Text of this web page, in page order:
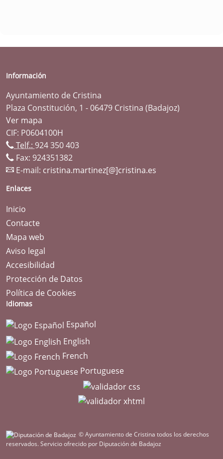
Información
Ayuntamiento de Cristina
Plaza Constitución, 1 - 06479 Cristina (Badajoz)
Ver mapa
CIF: P0604100H
Telf.: 924 350 403
Fax: 924351382
E-mail: cristina.martinez[@]cristina.es
Enlaces
Inicio
Contacte
Mapa web
Aviso legal
Accesibilidad
Protección de Datos
Política de Cookies
Idiomas
Español
English
French
Portuguese
© Ayuntamiento de Cristina todos los derechos
reservados.Servicio ofrecido por Diputación de Badajoz